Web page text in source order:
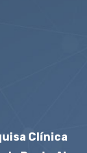
Clínica